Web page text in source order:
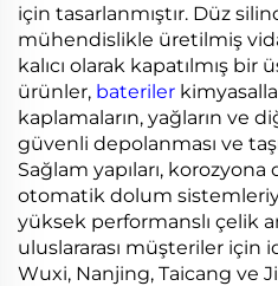
için tasarlanmıştır. Düz
mühendislikle üretilmiş
kalıcı olarak kapatılmış
ürünler, bateriler
kaplamaların, yağların ve
güvenli depolanması ve
Sağlam yapıları,
otomatik dolum
yüksek performanslı çelik
uluslararası müşteriler için
Wuxi, Nanjing, Taicang ve